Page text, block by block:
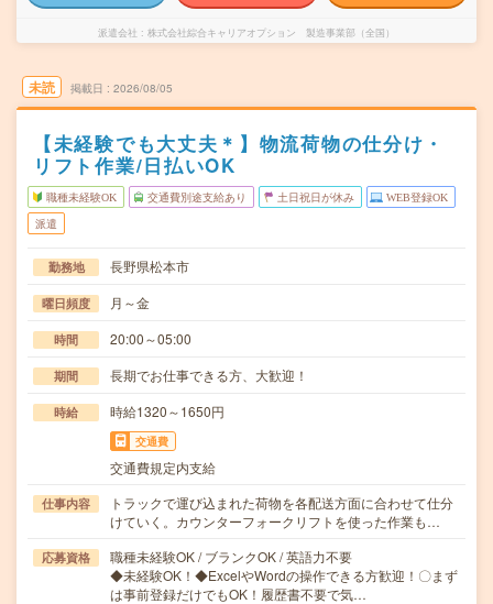
派遣会社 株式会社綜合キャリアオプション 製造事業部（全国）
未読 掲載日 2026/08/05
【未経験でも大丈夫＊】物流荷物の仕分け・
リフト作業/日払いOK
職種未経験OK 交通費別途支給あり 土日祝日が休み WEB登録OK
派遣
勤務地 長野県松本市
曜日頻度 月～金
時間 20:00～05:00
期間 長期でお仕事できる方、大歓迎！
時給 時給1320～1650円
交通費
交通費規定内支給
仕事内容
トラックで運び込まれた荷物を各配送方面に合わせて仕分
けていく。カウンターフォークリフトを使った作業も…
応募資格
職種未経験OK / ブランクOK / 英語力不要
◆未経験OK！◆ExcelやWordの操作できる方歓迎！〇まず
は事前登録だけでもOK！履歴書不要で気…